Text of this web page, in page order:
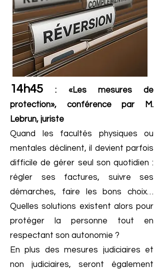
14h45: «Les mesures de
protection», conférence par M.
Lebrun, juriste
Quand les facultés physiques ou
mentales déclinent, il devient parfois
difficile de gérer seul son quotidien :
régler ses factures, suivre ses
démarches, faire les bons choix…
Quelles solutions existent alors pour
protéger la personne tout en
respectant son autonomie ?
En plus des mesures judiciaires et
non judiciaires, seront également